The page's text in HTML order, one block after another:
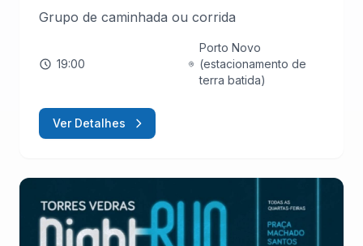
Grupo de caminhada ou corrida
19:00
Porto Novo
(estacionamento de
terra batida)
Ver Detalhes